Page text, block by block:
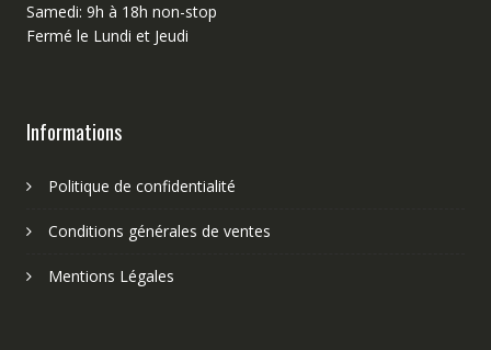
Samedi: 9h à 18h non-stop
Fermé le Lundi et Jeudi
Informations
Politique de confidentialité
Conditions générales de ventes
Mentions Légales